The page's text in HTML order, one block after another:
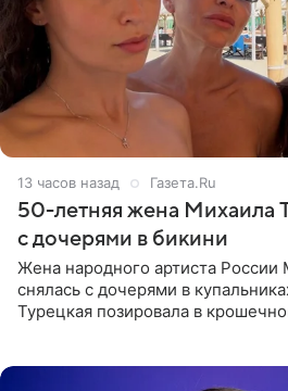
13 часов назад Газета.Ru
50-летняя жена Михаила
с дочерями в бикини
Жена народного артиста России
снялась с дочерями в
Турецкая позировала в